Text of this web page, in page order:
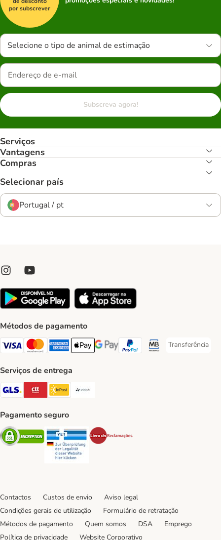
por subscrever
Selecione o tipo de animal de estimação
Subscreva agora!
Serviços
Vantagens
Compras
Selecionar país
Portugal / pt
Métodos de pagamento
Visa Payment Method
Mastercard Payment Method
American Express Payment Method
Apple Pay Payment Method
Google Pay Payment Method
PayPal Payment Method
Multibanco Payment
Transferência
Transferência
Serviços de entrega
GLS Shipping Method
CTTExpress Shipping Method
InPost Shipping Method
Pagamento seguro
Security Security
Contactos Custos de envio
Aviso legal
Condições gerais de utilização
Formulário de retratação
Métodos de pagamento
Quem somos DSA
Emprego
Política de privacidade
Website Corporativo